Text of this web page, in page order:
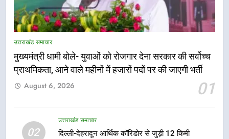
उत्तराखंड समाचार
मुख्यमंत्री धामी बोले- युवाओं को रोजगार देना सरकार की सर्वोच्च
प्राथमिकता, आने वाले महीनों में हजारों पदों पर की जाएगी भर्ती
01
August 6, 2026
02
उत्तराखंड समाचार
दिल्ली-देहरादून आर्थिक कॉरिडोर से जुड़ी 12 किमी
5
एमडीडीए बोर्ड बैठक में 25 विकास प्रस्तावों
नियोजित विकास को मिलेगी रफ्तार
उत्तराखंड समाचार
6
मुख्यमंत्री पुष्कर सिंह धामी के दिशा-निर्देशों
की हुई समीक्षा
उत्तराखंड समाचार